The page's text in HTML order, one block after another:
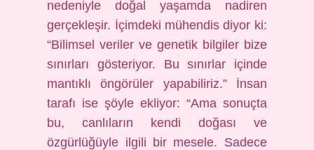
nedeniyle doğal yaşamda nadiren
gerçekleşir. İçimdeki mühendis diyor ki:
“Bilimsel veriler ve genetik bilgiler bize
sınırları gösteriyor. Bu sınırlar içinde
mantıklı öngörüler yapabiliriz.” İnsan
tarafı ise şöyle ekliyor: “Ama sonuçta
bu, canlıların kendi doğası ve
özgürlüğüyle ilgili bir mesele. Sadece